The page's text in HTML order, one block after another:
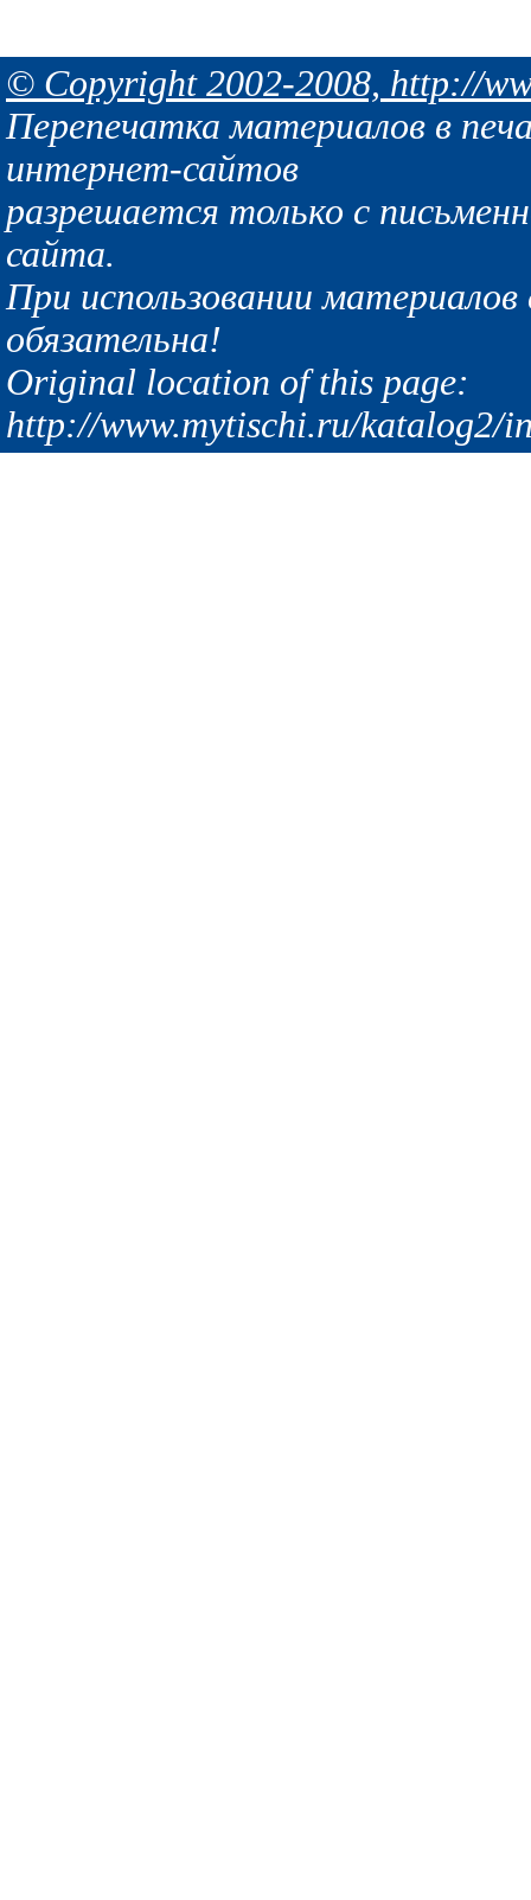
© Copyright 2002-2008, http://
Перепечатка материалов в
интернет-сайтов
разрешается только с
сайта.
При использовании
обязательна!
Original location of this page:
http://www.mytischi.ru/